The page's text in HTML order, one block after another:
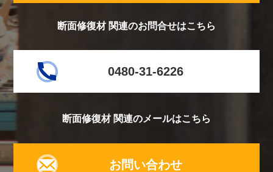
断面修復材 関連のお問合せはこちら
0480-31-6226
断面修復材 関連のメールはこちら
お問い合わせ